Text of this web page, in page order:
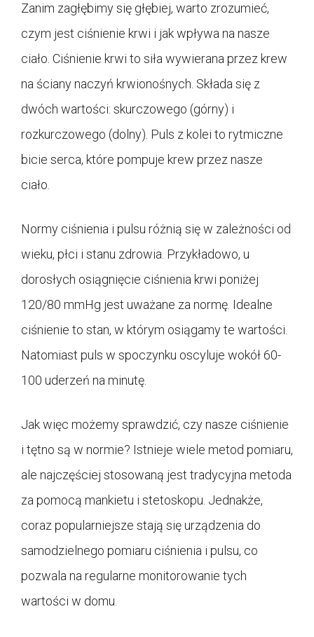
Zanim zagłębimy się głębiej, warto zrozumieć,
czym jest ciśnienie krwi i jak wpływa na nasze
ciało. Ciśnienie krwi to siła wywierana przez krew
na ściany naczyń krwionośnych. Składa się z
dwóch wartości: skurczowego (górny) i
rozkurczowego (dolny). Puls z kolei to rytmiczne
bicie serca, które pompuje krew przez nasze
ciało.
Normy ciśnienia i pulsu różnią się w zależności od
wieku, płci i stanu zdrowia. Przykładowo, u
dorosłych osiągnięcie ciśnienia krwi poniżej
120/80 mmHg jest uważane za normę. Idealne
ciśnienie to stan, w którym osiągamy te wartości.
Natomiast puls w spoczynku oscyluje wokół 60-
100 uderzeń na minutę.
Jak więc możemy sprawdzić, czy nasze ciśnienie
i tętno są w normie? Istnieje wiele metod pomiaru,
ale najczęściej stosowaną jest tradycyjna metoda
za pomocą mankietu i stetoskopu. Jednakże,
coraz popularniejsze stają się urządzenia do
samodzielnego pomiaru ciśnienia i pulsu, co
pozwala na regularne monitorowanie tych
wartości w domu.